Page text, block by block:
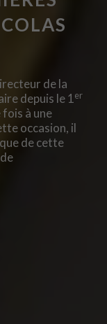
de la
depuis le 1 er
à une
occasion, il
de cette